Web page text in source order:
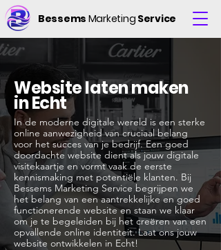
Bessems Marketing Service
Website laten maken
in Echt
In de moderne digitale wereld is een sterke
online aanwezigheid van cruciaal belang
voor het succes van je bedrijf. Een goed
doordachte website dient als jouw digitale
visitekaartje en vormt vaak de eerste
kennismaking met potentiële klanten. Bij
Bessems Marketing Service begrijpen we
het belang van een aantrekkelijke en goed
functionerende website en staan we klaar
om je te begeleiden bij het creëren van een
opvallende online identiteit. Laat ons jouw
website ontwikkelen in Echt!